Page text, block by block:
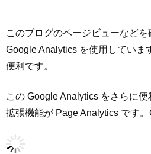
このブログのページビューなどを
Google Analytics を使用していま
便利です。
この Google Analytics をさらに
拡張機能が Page Analytics です。